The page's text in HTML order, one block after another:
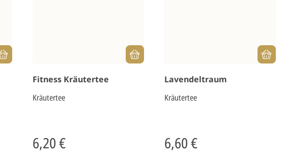
Fitness Kräutertee
Kräutertee
6,20 €
Lavendeltraum
Kräutertee
6,60 €